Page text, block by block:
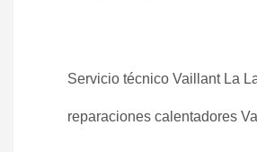
Servicio técnico Vaillant La
reparaciones calentadores